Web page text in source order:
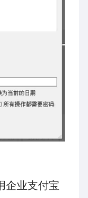
企业支付宝